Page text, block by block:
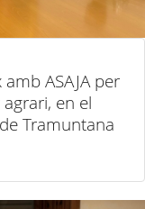
ASAJA per
en el
Tramuntana